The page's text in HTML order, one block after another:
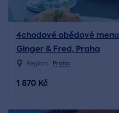
4chodové obědové
Ginger & Fred, Praha
Region: Praha
1 870 Kč